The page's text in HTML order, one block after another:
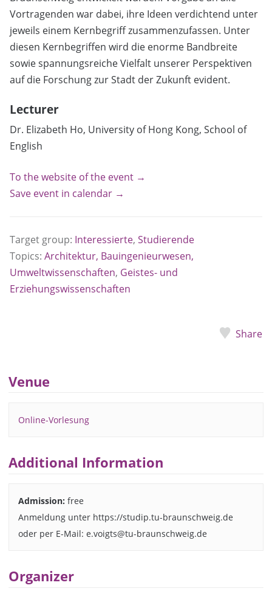
Vortragenden war dabei, ihre Ideen verdichtend unter
jeweils einem Kernbegriff zusammenzufassen. Unter
diesen Kernbegriffen wird die enorme Bandbreite
sowie spannungsreiche Vielfalt unserer Perspektiven
auf die Forschung zur Stadt der Zukunft evident.
Lecturer
Dr. Elizabeth Ho, University of Hong Kong, School of
English
To the website of the event →
Save event in calendar →
Target group: Interessierte, Studierende
Topics: Architektur, Bauingenieurwesen,
Umweltwissenschaften, Geistes- und
Erziehungswissenschaften
Share
Venue
Online-Vorlesung
Additional Information
Admission: free
Anmeldung unter https://studip.tu-braunschweig.de
oder per E-Mail: e.voigts@tu-braunschweig.de
Organizer